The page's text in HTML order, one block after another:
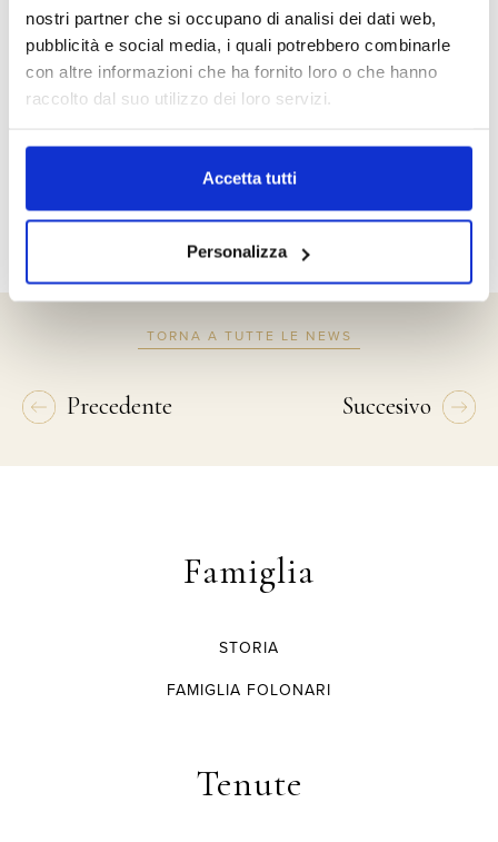
nostri partner che si occupano di analisi dei dati web,
pubblicità e social media, i quali potrebbero combinarle
con altre informazioni che ha fornito loro o che hanno
raccolto dal suo utilizzo dei loro servizi.
Accetta tutti
Personalizza
Accensione
TORNA A TUTTE LE NEWS
Precedente Succesivo
Famiglia
STORIA
FAMIGLIA FOLONARI
Tenute